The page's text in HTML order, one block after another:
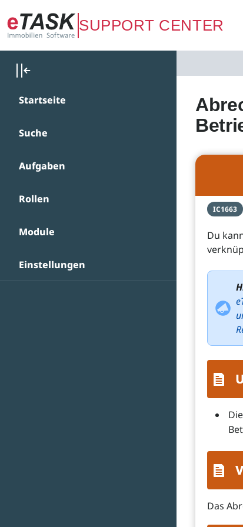
Zum Hauptinhalt springen
SUPPORT CENTER
Startseite
Suche
Aufgaben
Rollen
Module
Einstellungen
IC1663
Du
Das